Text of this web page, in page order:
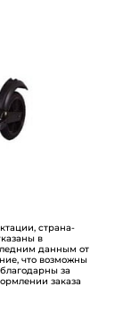
страна-
в
данным от
что возможны
за
заказа